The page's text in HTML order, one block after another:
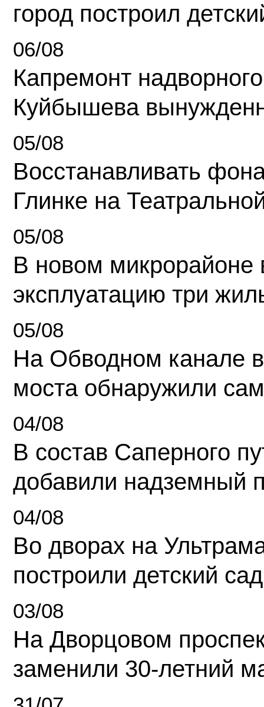
город построил
06/08
Капремонт
Куйбышева
05/08
Восстанавливать
Глинке на
05/08
В новом микрорайоне
эксплуатацию три
05/08
На Обводном канале
моста обнаружили
04/08
В состав Саперного
добавили надземный
04/08
Во дворах на
построили детский сад
03/08
На Дворцовом
заменили 30-летний